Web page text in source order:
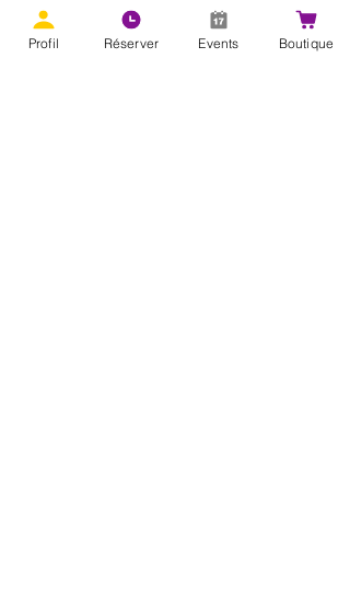
Réduction sur tout vos
abonnements et formules
Profil Réserver Events Boutique